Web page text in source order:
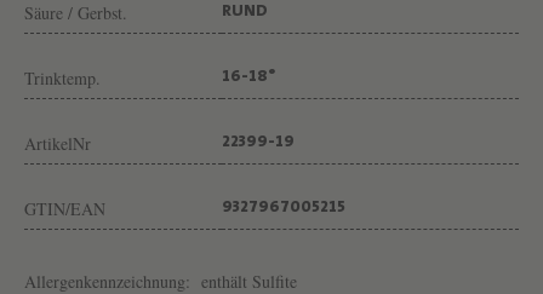
O
U
T
I
E
R
Säure / Gerbst. RUND
Trinktemp. 16-18°
ArtikelNr 22399-19
GTIN/EAN 9327967005215
Allergenkennzeichnung: enthält Sulfite